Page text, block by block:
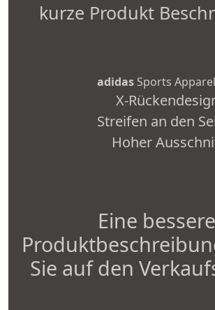
kurze Produkt
adidas Sports Apparel
X-
Streifen an den
Hoher
Eine bessere
Sie auf den